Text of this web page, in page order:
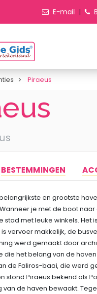
E-mail |
Piraeus
BESTEMMINGEN
en grootste
je met de boot
stad met leuke winkels. Het
vervoer makkelijk, de
werd gemaakt door
die het belang van de
de Faliros-baai, die werd
stond Piraeus bekend als
van de haven bewaakt.